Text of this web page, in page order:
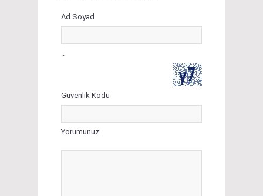
Ad Soyad
Güvenlik Kodu
Yorumunuz